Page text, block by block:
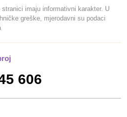
stranici imaju informativni karakter. U
greške, mjerodavni su podaci
606